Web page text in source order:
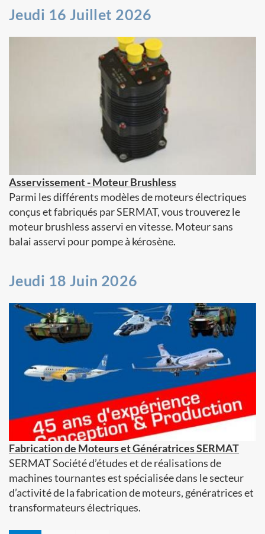
Jeudi 16 Juillet 2026
Asservissement - Moteur Brushless
Parmi les différents modèles de moteurs électriques
conçus et fabriqués par SERMAT, vous trouverez le
moteur brushless asservi en vitesse. Moteur sans
balai asservi pour pompe à kérosène.
Jeudi 18 Juin 2026
Fabrication de Moteurs et Génératrices SERMAT
SERMAT Société d’études et de réalisations de
machines tournantes est spécialisée dans le secteur
d’activité de la fabrication de moteurs, génératrices et
transformateurs électriques.